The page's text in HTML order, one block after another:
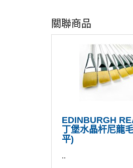
關聯商品
EDINBURGH
丁堡水晶杆尼龍
平)
..